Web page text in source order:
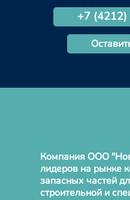
+7
Компания ООО
лидеров на рынке
запасных частей
строительной и